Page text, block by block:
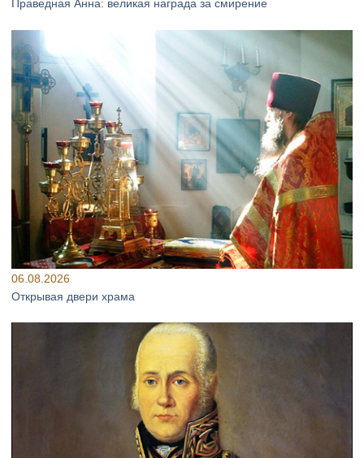
Праведная Анна: великая награда за смирение
06.08.2026
Открывая двери храма